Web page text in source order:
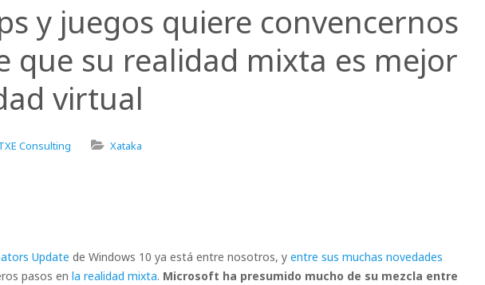
y juegos quiere convencernos
que su realidad mixta es mejor
virtual
Consulting Xataka
Update de Windows 10 ya está entre nosotros, y entre sus muchas novedades
pasos en la realidad mixta. Microsoft ha presumido mucho de su mezcla entre